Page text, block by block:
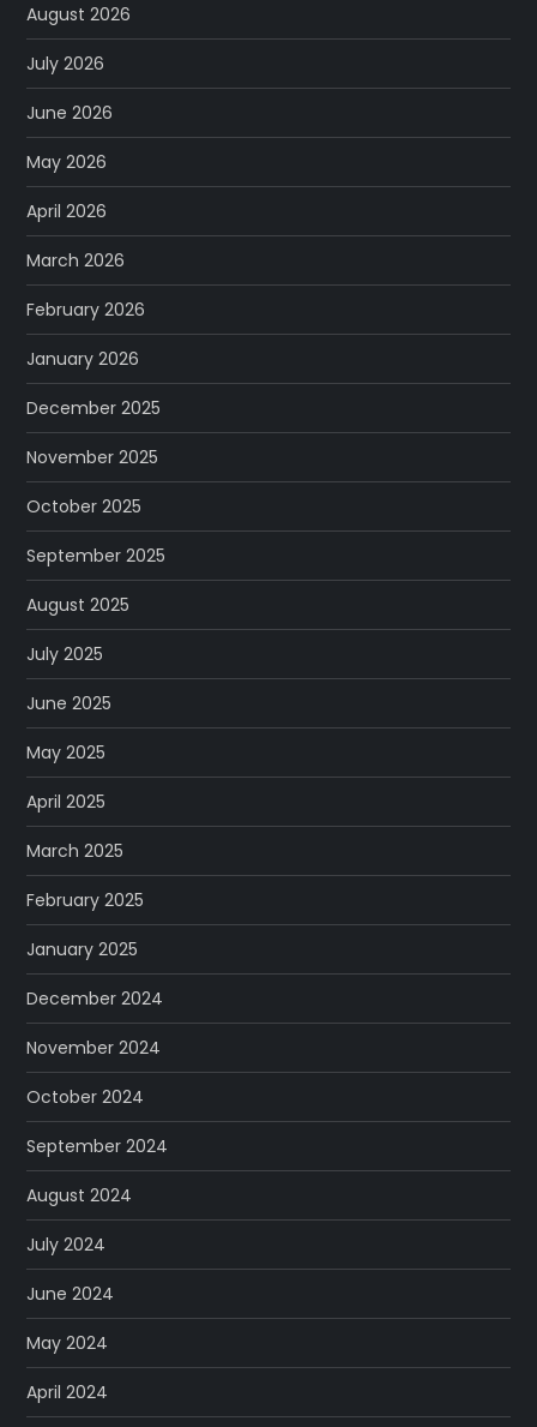
August 2026
July 2026
June 2026
May 2026
April 2026
March 2026
February 2026
January 2026
December 2025
November 2025
October 2025
September 2025
August 2025
July 2025
June 2025
May 2025
April 2025
March 2025
February 2025
January 2025
December 2024
November 2024
October 2024
September 2024
August 2024
July 2024
June 2024
May 2024
April 2024